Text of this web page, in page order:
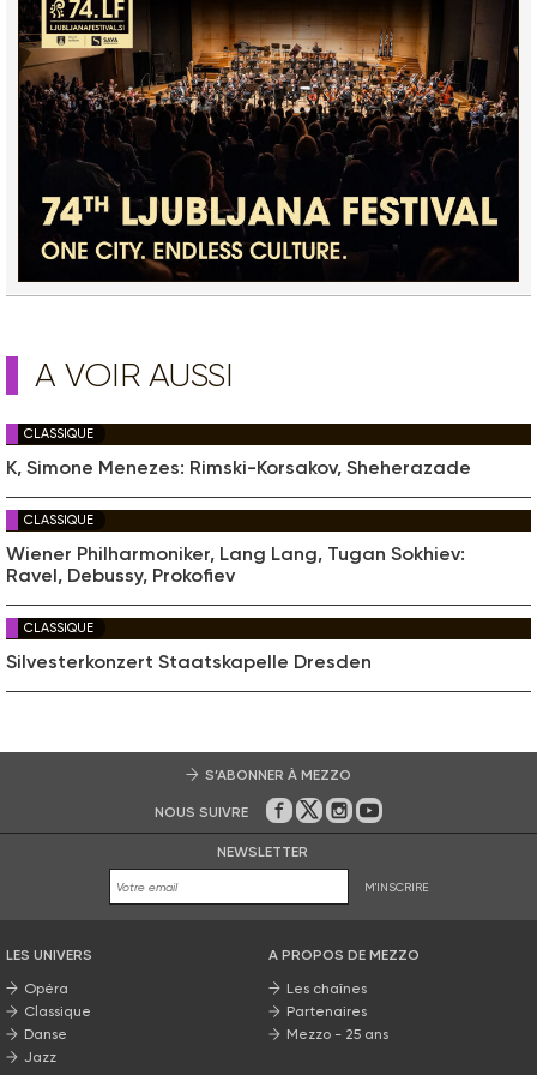
A VOIR AUSSI
CLASSIQUE
K, Simone Menezes: Rimski-Korsakov, Sheherazade
CLASSIQUE
Wiener Philharmoniker, Lang Lang, Tugan Sokhiev:
Ravel, Debussy, Prokofiev
CLASSIQUE
Silvesterkonzert Staatskapelle Dresden
S’ABONNER À MEZZO
NOUS SUIVRE Sur Facebook
Sur Twitter
Sur Instagram
Sur Youtube
NEWSLETTER
M'INSCRIRE
LES UNIVERS
Opéra
Classique
Danse
Jazz
A PROPOS DE MEZZO
Les chaînes
Partenaires
Mezzo - 25 ans